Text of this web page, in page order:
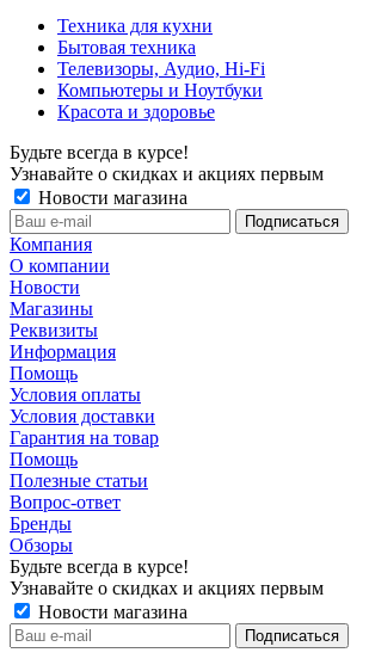
Техника для кухни
Бытовая техника
Телевизоры, Аудио, Hi-Fi
Компьютеры и Ноутбуки
Красота и здоровье
Будьте всегда в курсе!
Узнавайте о скидках и акциях первым
Новости магазина
Компания
О компании
Новости
Магазины
Реквизиты
Информация
Помощь
Условия оплаты
Условия доставки
Гарантия на товар
Помощь
Полезные статьи
Вопрос-ответ
Бренды
Обзоры
Будьте всегда в курсе!
Узнавайте о скидках и акциях первым
Новости магазина